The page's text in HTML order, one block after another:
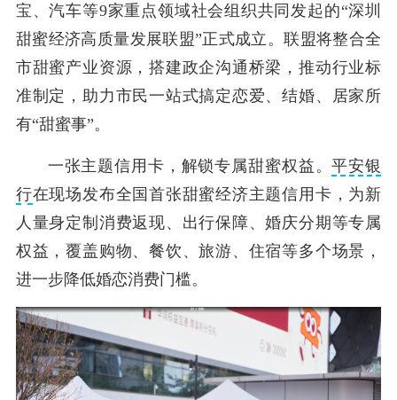
宝、汽车等9家重点领域社会组织共同发起的“深圳
甜蜜经济高质量发展联盟”正式成立。联盟将整合全
市甜蜜产业资源，搭建政企沟通桥梁，推动行业标
准制定，助力市民一站式搞定恋爱、结婚、居家所
有“甜蜜事”。
一张主题信用卡，解锁专属甜蜜权益。平安银
行在现场发布全国首张甜蜜经济主题信用卡，为新
人量身定制消费返现、出行保障、婚庆分期等专属
权益，覆盖购物、餐饮、旅游、住宿等多个场景，
进一步降低婚恋消费门槛。